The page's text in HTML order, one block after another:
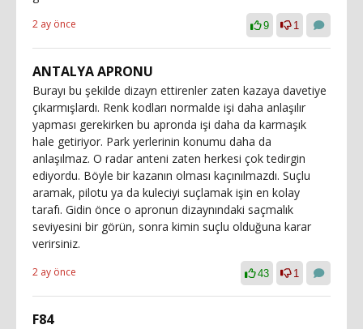
2 ay önce 9 1
ANTALYA APRONU
Burayı bu şekilde dizayn ettirenler zaten kazaya davetiye
çıkarmışlardı. Renk kodları normalde işi daha anlaşılır
yapması gerekirken bu apronda işi daha da karmaşık
hale getiriyor. Park yerlerinin konumu daha da
anlaşılmaz. O radar anteni zaten herkesi çok tedirgin
ediyordu. Böyle bir kazanın olması kaçınılmazdı. Suçlu
aramak, pilotu ya da kuleciyi suçlamak işin en kolay
tarafı. Gidin önce o apronun dizaynındaki saçmalık
seviyesini bir görün, sonra kimin suçlu olduğuna karar
verirsiniz.
2 ay önce 43 1
F84